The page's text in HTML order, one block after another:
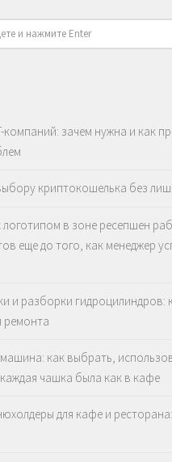
компаний: зачем нужна и как
криптокошелька без
в зоне ресепшен
еще до того, как менеджер
и разборки гидроцилиндров:
ремонта
как выбрать,
чашка была как в кафе
для кафе и